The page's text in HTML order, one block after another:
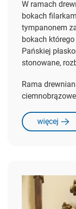
W ramach
bokach
tympanonem
bokach
Pańskiej
stonowane,
Rama
więcej